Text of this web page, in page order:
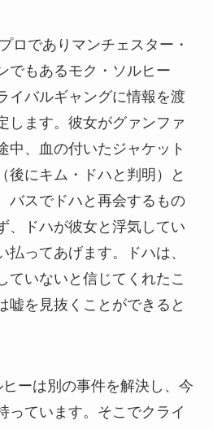
ロでありマンチェスター・
でもあるモク・ソルヒー
イバルギャングに情報を渡
します。彼女がグァンファ
中、血の付いたジャケット
後にキム・ドハと判明）と
バスでドハと再会するもの
、ドハが彼女と浮気してい
払ってあげます。ドハは、
ていないと信じてくれたこ
嘘を見抜くことができると
ーは別の事件を解決し、今
っています。そこでクライ